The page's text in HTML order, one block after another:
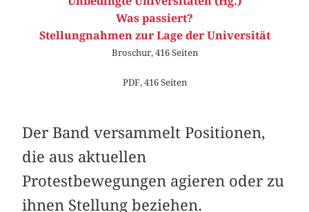
Was passiert?
Stellungnahmen zur Lage der Universität
Broschur, 416 Seiten
PDF, 416 Seiten
Der Band versammelt Positionen,
die aus ­aktuellen
Protestbewegungen agieren oder zu
ihnen Stellung beziehen.